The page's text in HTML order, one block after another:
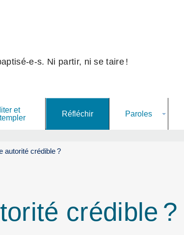
e-s. Ni partir, ni se taire !
et
Réfléchir Paroles
autorité crédible?
crédible ?